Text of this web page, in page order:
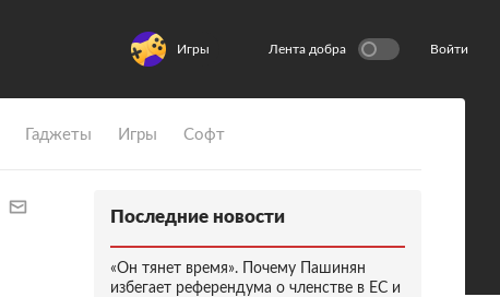
Игры Лента добра Войти
Гаджеты Игры Софт
Последние новости
«Он тянет время». Почему Пашинян
избегает референдума о членстве в ЕС и